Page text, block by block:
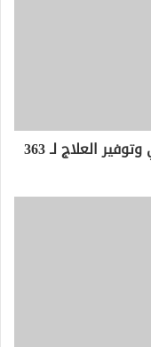
القضاء على قوائم انتظار فيروس سي وتوفير العلاج لـ 363